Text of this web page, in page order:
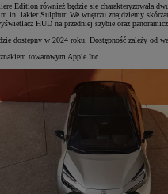
Edition również będzie się charakteryzowała
lakier Sulphur. We wnętrzu znajdziemy
HUD na przedniej szybie oraz
dostępny w 2024 roku. Dostępność zależy od
towarowym Apple Inc.